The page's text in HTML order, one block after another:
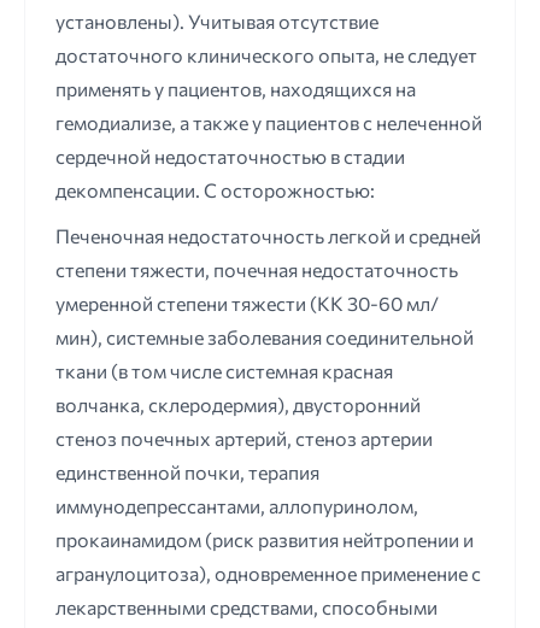
установлены). Учитывая отсутствие
достаточного клинического опыта, не следует
применять у пациентов, находящихся на
гемодиализе, а также у пациентов с нелеченной
сердечной недостаточностью в стадии
декомпенсации. С осторожностью:
Печеночная недостаточность легкой и средней
степени тяжести, почечная недостаточность
умеренной степени тяжести (КК 30-60 мл/
мин), системные заболевания соединительной
ткани (в том числе системная красная
волчанка, склеродермия), двусторонний
стеноз почечных артерий, стеноз артерии
единственной почки, терапия
иммунодепрессантами, аллопуринолом,
прокаинамидом (риск развития нейтропении и
агранулоцитоза), одновременное применение с
лекарственными средствами, способными